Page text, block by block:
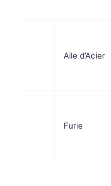
Aile d’Acier
Furie